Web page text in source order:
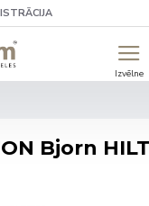
Bjorn